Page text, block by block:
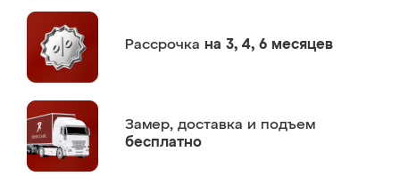
Рассрочка на 3, 4, 6 месяцев
Замер, доставка и подъем
бесплатно